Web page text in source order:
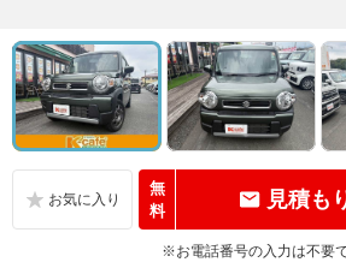
無
料
見積も
※お電話番号の入力は不要で